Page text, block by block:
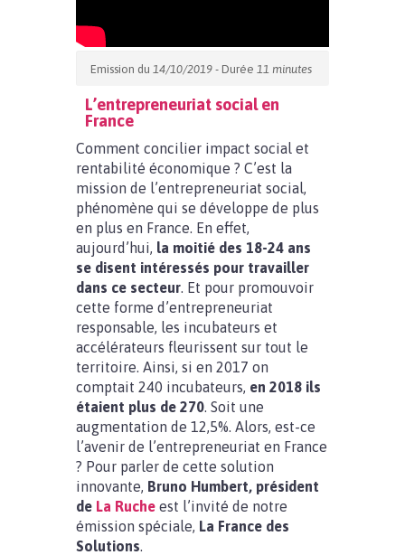
Emission du 14/10/2019 - Durée 11 minutes
L’entrepreneuriat social en
France
Comment concilier impact social et
rentabilité économique ? C’est la
mission de l’entrepreneuriat social,
phénomène qui se développe de plus
en plus en France. En effet,
aujourd’hui, la moitié des 18-24 ans
se disent intéressés pour travailler
dans ce secteur. Et pour promouvoir
cette forme d’entrepreneuriat
responsable, les incubateurs et
accélérateurs fleurissent sur tout le
territoire. Ainsi, si en 2017 on
comptait 240 incubateurs, en 2018 ils
étaient plus de 270. Soit une
augmentation de 12,5%. Alors, est-ce
l’avenir de l’entrepreneuriat en France
? Pour parler de cette solution
innovante, Bruno Humbert, président
de La Ruche est l’invité de notre
émission spéciale, La France des
Solutions.